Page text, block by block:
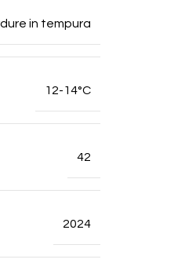
in tempura
12-14°C
42
2024